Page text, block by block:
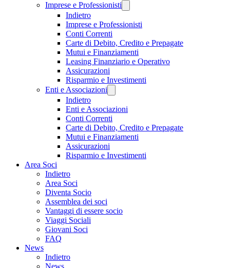
Imprese e Professionisti
Indietro
Imprese e Professionisti
Conti Correnti
Carte di Debito, Credito e Prepagate
Mutui e Finanziamenti
Leasing Finanziario e Operativo
Assicurazioni
Risparmio e Investimenti
Enti e Associazioni
Indietro
Enti e Associazioni
Conti Correnti
Carte di Debito, Credito e Prepagate
Mutui e Finanziamenti
Assicurazioni
Risparmio e Investimenti
Area Soci
Indietro
Area Soci
Diventa Socio
Assemblea dei soci
Vantaggi di essere socio
Viaggi Sociali
Giovani Soci
FAQ
News
Indietro
News